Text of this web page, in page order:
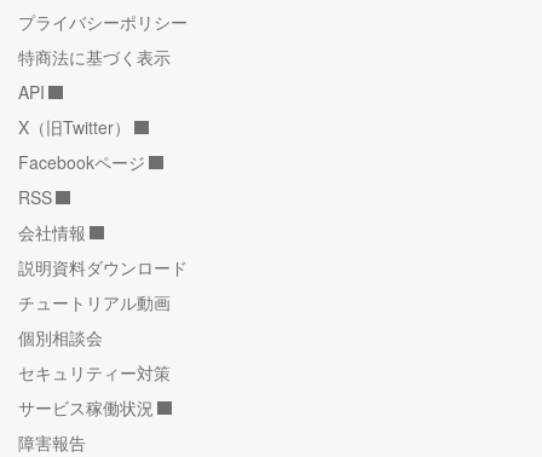
プライバシーポリシー
特商法に基づく表示
API
X（旧Twitter）
Facebookページ
RSS
会社情報
説明資料ダウンロード
チュートリアル動画
個別相談会
セキュリティー対策
サービス稼働状況
障害報告